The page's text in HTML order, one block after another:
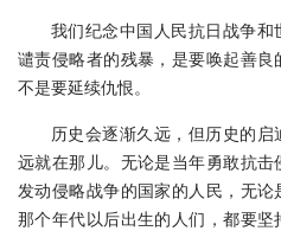
我们纪念中国人民抗日战争
谴责侵略者的残暴，是要唤起善
不是要延续仇恨。
历史会逐渐久远，但历史的
远就在那儿。无论是当年勇敢抗
发动侵略战争的国家的人民，无
那个年代以后出生的人们，都要